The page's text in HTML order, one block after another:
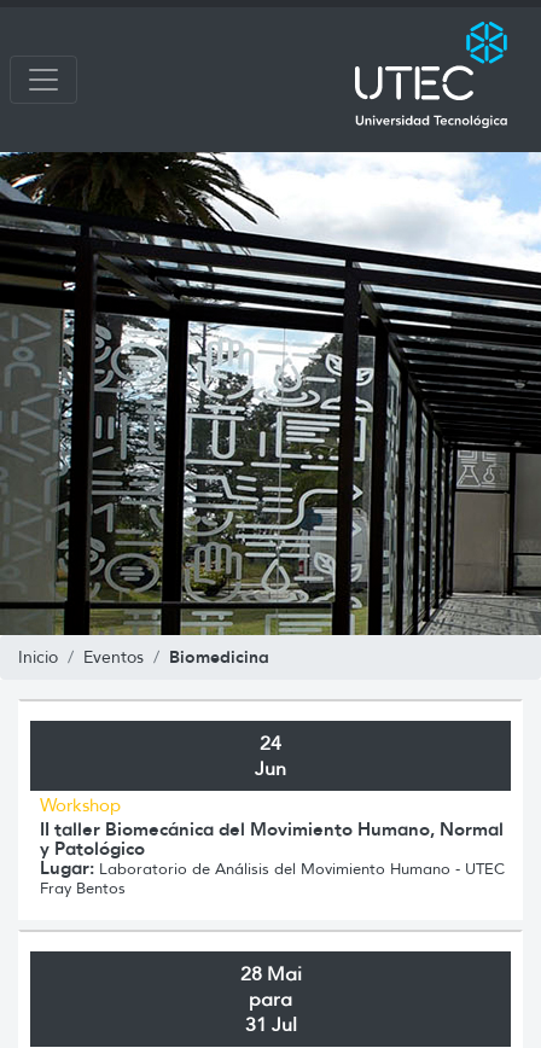
Inicio Eventos Biomedicina
24
Jun
Workshop
II taller Biomecánica del Movimiento Humano, Normal
y Patológico
Lugar: Laboratorio de Análisis del Movimiento Humano - UTEC
Fray Bentos
28 Mai
para
31 Jul